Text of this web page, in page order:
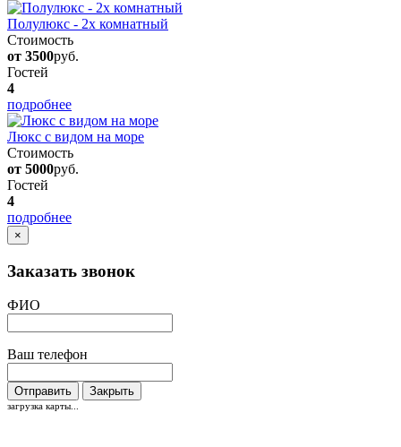
Полулюкс - 2х комнатный
Стоимость
от 3500руб.
Гостей
4
подробнее
Люкс с видом на море
Стоимость
от 5000руб.
Гостей
4
подробнее
×
Заказать звонок
ФИО
Ваш телефон
Отправить Закрыть
загрузка карты...